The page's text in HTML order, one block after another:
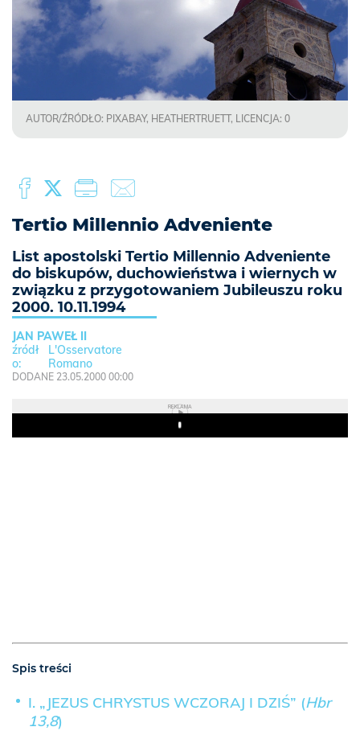
AUTOR/ŹRÓDŁO: PIXABAY, HEATHERTRUETT, LICENCJA: 0
Tertio Millennio Adveniente
List apostolski Tertio Millennio Adveniente
do biskupów, duchowieństwa i wiernych w
związku z przygotowaniem Jubileuszu roku
2000. 10.11.1994
JAN PAWEŁ II
L'Osservatore
Romano
DODANE 23.05.2000 00:00
REKLAMA
Play
Spis treści
I. „JEZUS CHRYSTUS WCZORAJ I DZIŚ” (Hbr
13,8)